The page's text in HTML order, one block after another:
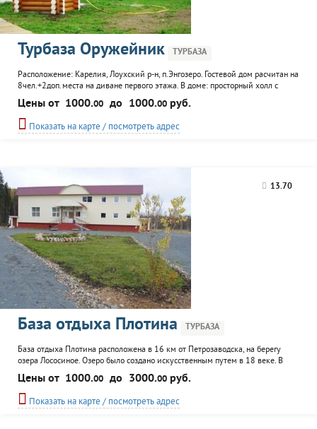
Турбаза Оружейник ТУРБАЗА
Расположение: Карелия, Лоухский р-н, п.Энгозеро. Гостевой дом расчитан на
8чел.+2доп.места на диване первого этажа. В доме: просторный холл с
угловым диваном, Т.В. Триколор, большим обеденным столом. Кухня с
необходимой посудой, микроволновка, газовая плита, холодильник,
обеденный стол. Санузел с душевой кабиной, горячая и холодная вода. На
втором этаже небольшой холл и три гостевых номера. В 20м
Цены от 1000.00 до 1000.00 руб.
Показать на карте / посмотреть адрес
13.70
База отдыха Плотина ТУРБАЗА
База отдыха Плотина расположена в 16 км от Петрозаводска, на берегу
озера Лососиное. Озеро было создано искусственным путем в 18 веке. В
настоящее время оно считается одним из самых чистых в этой местности. К
услугам гостей комфортабельные номера, кафе-бар, баня. Возможна
организация охоты и рыбной ловли.
Цены от 1000.00 до 3000.00 руб.
Показать на карте / посмотреть адрес